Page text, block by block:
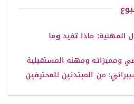
المهنية: ماذا تفيد وما
ومميزاته ومهنه المستقبلية